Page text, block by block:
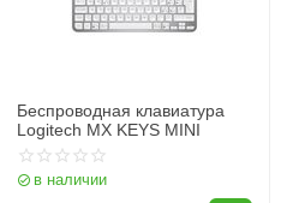
Беспроводная клавиатура
Logitech MX KEYS MINI
в наличии